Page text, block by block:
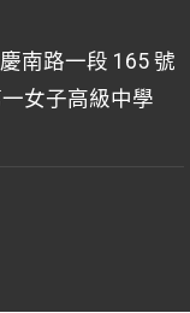
南路一段 165 號
女子高級中學